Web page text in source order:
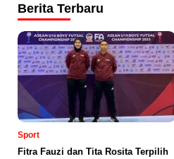
Berita Terbaru
Sport
Fitra Fauzi dan Tita Rosita Terpilih